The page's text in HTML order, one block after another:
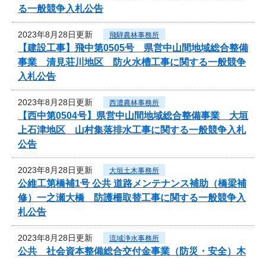
る一般競争入札公告
2023年8月28日更新 飛騨農林事務所
【建設工事】飛中第0505号 県営中山間地域総合整備
事業 清見荘川地区 防火水槽工事に関する一般競争
入札公告
2023年8月28日更新 西濃農林事務所
【西中第0504号】県営中山間地域総合整備事業 大垣
上石津地区 山村集落排水工事に関する一般競争入札
公告
2023年8月28日更新 大垣土木事務所
公維工第橋補1号 公共 道路メンテナンス補助（橋梁補
修）一之瀬大橋 防護柵取替工事に関する一般競争入
札公告
2023年8月28日更新 流域浄水事務所
公共 社会資本整備総合交付金事業（防災・安全）木